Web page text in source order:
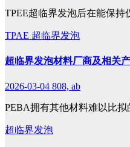
TPEE超临界发泡后在能保
TPAE 超临界发泡
超临界发泡材料厂商及相关
2026-03-04 808, ab
PEBA拥有其他材料难以比
超临界发泡